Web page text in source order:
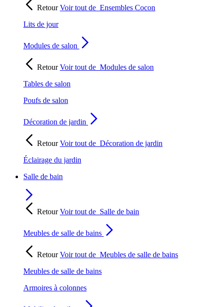
RetourVoir tout de Ensembles Cocon
Lits de jour
Modules de salon
RetourVoir tout de Modules de salon
Tables de salon
Poufs de salon
Décoration de jardin
RetourVoir tout de Décoration de jardin
Éclairage du jardin
Salle de bain
RetourVoir tout de Salle de bain
Meubles de salle de bains
RetourVoir tout de Meubles de salle de bains
Meubles de salle de bains
Armoires à colonnes